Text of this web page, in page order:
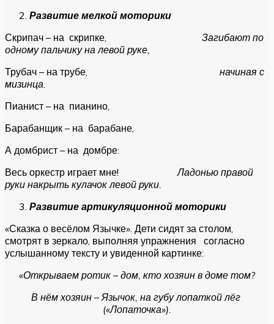
Развитие мелкой моторики
Скрипач – на скрипке, Загибают по
одному пальчику на левой руке,
Трубач – на трубе, начиная с
мизинца.
Пианист – на пианино,
Барабанщик – на барабане,
А домбрист – на домбре:
Весь оркестр играет мне!Ладонью правой
руки накрыть кулачок левой руки.
Развитие артикуляционной моторики
«Сказка о весёлом Язычке». Дети сидят за столом,
смотрят в зеркало, выполняя упражнения согласно
услышанному тексту и увиденной картинке:
«Открываем ротик – дом, кто хозяин в доме том?
В нём хозяин – Язычок, на губу лопаткой лёг
(«Лопаточка»).